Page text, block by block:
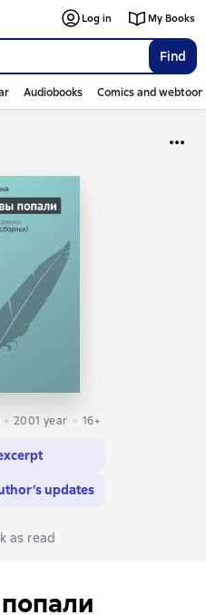
Find
Log in My Books
Audiobooks Comics and
2001 year 16+
updates
as read